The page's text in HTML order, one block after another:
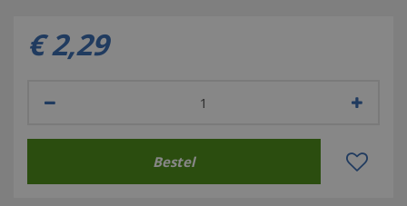
€ 2,29